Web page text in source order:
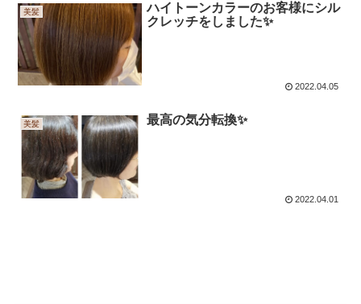
美髪
ハイトーンカラーのお客様にシル
クレッチをしました✨
2022.04.05
美髪 最高の気分転換✨
2022.04.01